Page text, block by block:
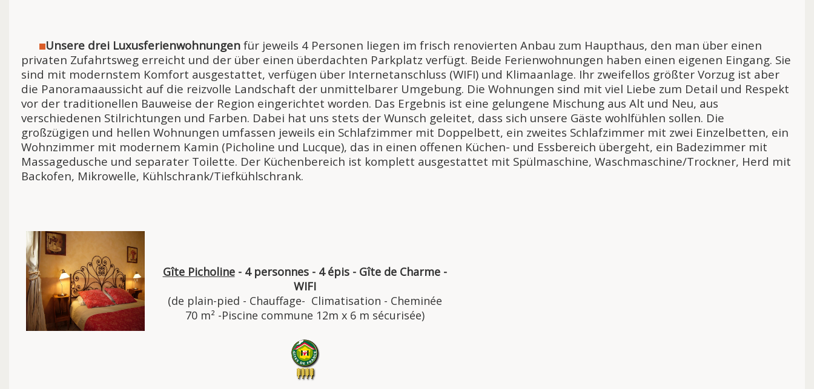
Unsere drei Luxusferienwohnungen für jeweils 4 Personen liegen im frisch renovierten Anbau zum Haupthaus, den man über einen
privaten Zufahrtsweg erreicht und der über einen überdachten Parkplatz verfügt. Beide Ferienwohnungen haben einen eigenen Eingang. Sie
sind mit modernstem Komfort ausgestattet, verfügen über Internetanschluss (WIFI) und Klimaanlage. Ihr zweifellos größter Vorzug ist aber
die Panoramaaussicht auf die reizvolle Landschaft der unmittelbarer Umgebung. Die Wohnungen sind mit viel Liebe zum Detail und Respekt
vor der traditionellen Bauweise der Region eingerichtet worden. Das Ergebnis ist eine gelungene Mischung aus Alt und Neu, aus
verschiedenen Stilrichtungen und Farben. Dabei hat uns stets der Wunsch geleitet, dass sich unsere Gäste wohlfühlen sollen. Die
großzügigen und hellen Wohnungen umfassen jeweils ein Schlafzimmer mit Doppelbett, ein zweites Schlafzimmer mit zwei Einzelbetten, ein
Wohnzimmer mit modernem Kamin (Picholine und Lucque), das in einen offenen Küchen- und Essbereich übergeht, ein Badezimmer mit
Massagedusche und separater Toilette. Der Küchenbereich ist komplett ausgestattet mit Spülmaschine, Waschmaschine/Trockner, Herd mit
Backofen, Mikrowelle, Kühlschrank/Tiefkühlschrank.
Gîte Picholine- 4 personnes - 4 épis - Gîte de Charme -
WIFI
(de plain-pied - Chauffage- Climatisation - Cheminée
70 m² -Piscine commune 12m x 6 m sécurisée)